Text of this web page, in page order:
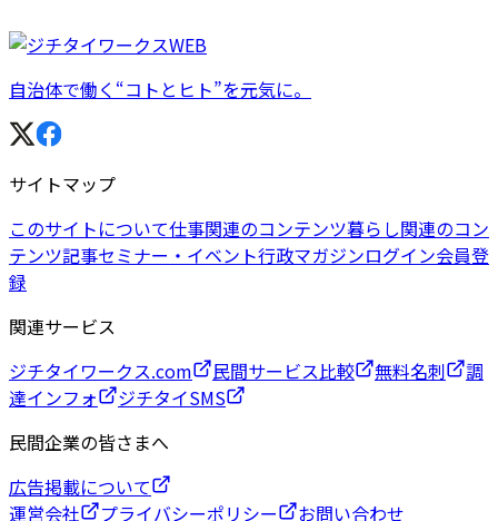
自治体で働く“コトとヒト”を元気に。
サイトマップ
このサイトについて仕事関連のコンテンツ暮らし関連のコン
テンツ記事セミナー・イベント行政マガジンログイン会員登
録
関連サービス
ジチタイワークス.com
民間サービス比較 無料名刺
調
達インフォ
ジチタイSMS
民間企業の皆さまへ
広告掲載について
運営会社
プライバシーポリシー お問い合わせ